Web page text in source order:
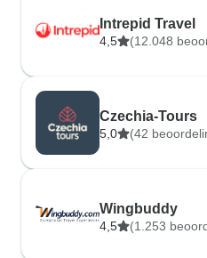
Intrepid Travel
4,5 (12.048
Czechia-Tours
5,0 (42
Wingbuddy
4,5 (1.253